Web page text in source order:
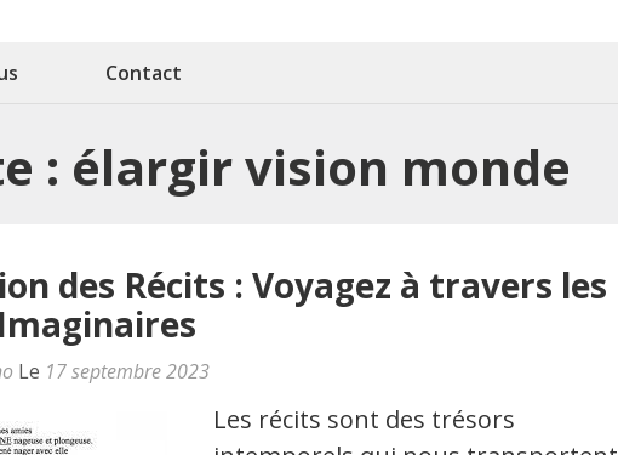
Contact
: élargir vision monde
des Récits : Voyagez à travers les
Le 17 septembre 2023
Les récits sont des trésors